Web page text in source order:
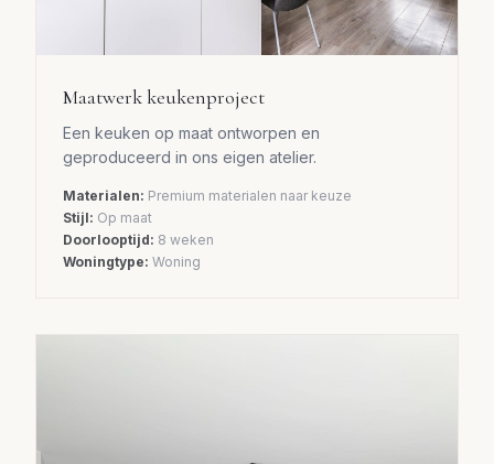
Maatwerk keukenproject
Een keuken op maat ontworpen en
geproduceerd in ons eigen atelier.
Materialen: Premium materialen naar keuze
Stijl: Op maat
Doorlooptijd: 8 weken
Woningtype: Woning